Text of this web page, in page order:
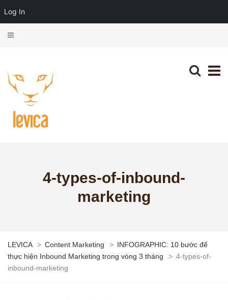
4-types-of-inbound-
marketing
LEVICA > Content Marketing > INFOGRAPHIC: 10 bước để
thực hiện Inbound Marketing trong vòng 3 tháng
> 4-types-of-
inbound-marketing
Log In